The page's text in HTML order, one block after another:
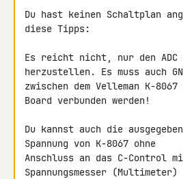
Du hast keinen Schaltplan
diese Tipps:
Es reicht nicht, nur den ADC
herzustellen. Es muss auch
zwischen dem Velleman K-
Board verbunden werden!
Du kannst auch die
Spannung von K-8067 ohne
Anschluss an das C-Control
Spannungsmesser (Multimeter)